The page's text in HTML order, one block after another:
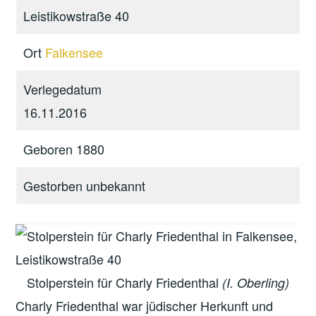
Leistikowstraße 40
Ort Falkensee
Verlegedatum
16.11.2016
Geboren 1880
Gestorben unbekannt
Stolperstein für Charly Friedenthal (I. Oberling)
Charly Friedenthal war jüdischer Herkunft und